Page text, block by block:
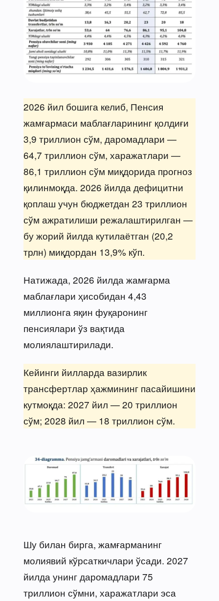
2026 йил бошига келиб, Пенсия
жамғармаси маблағларининг қолдиғи
3,9 триллион сўм, даромадлари —
64,7 триллион сўм, харажатлари —
86,1 триллион сўм миқдорида прогноз
қилинмоқда. 2026 йилда дефицитни
қоплаш учун бюджетдан 23 триллион
сўм ажратилиши режалаштирилган —
бу жорий йилда кутилаётган (20,2
трлн) миқдордан 13,9% кўп.
Натижада, 2026 йилда жамғарма
маблағлари ҳисобидан 4,43
миллионга яқин фуқаронинг
пенсиялари ўз вақтида
молиялаштирилади.
Кейинги йилларда вазирлик
трансфертлар ҳажмининг пасайишини
кутмоқда: 2027 йил — 20 триллион
сўм; 2028 йил — 18 триллион сўм.
Шу билан бирга, жамғарманинг
молиявий кўрсаткичлари ўсади. 2027
йилда унинг даромадлари 75
триллион сўмни, харажатлари эса